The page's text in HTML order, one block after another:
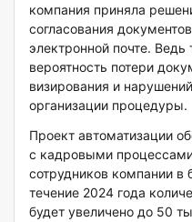
компания приняла
согласования
электронной почте.
вероятность потери
визирования и
организации процедуры.
Проект автоматизации
с кадровыми
сотрудников компании в
течение 2024 года
будет увеличено до 50